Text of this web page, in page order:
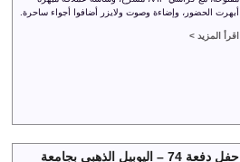
أبهرت الحضور، وإضاءة وصوت ولايزر أضافوا أجواء ساحرة.
اقرأ المزيد >
حفل دفعة 74 – اليوبيل الذهبي بجامعة